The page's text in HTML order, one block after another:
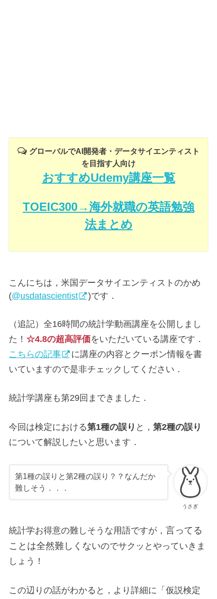
グローバルでAI開発者・データサイエンティスト
を目指す人向け
おすすめUdemy講座一覧
TOEIC300→海外就職の英語勉強
法まとめ
こんにちは，米国データサイエンティストのかめ
(@usdatascientist )です．
（追記）全16時間の統計学動画講座を公開しまし
た！ ☆4.8の超高評価をいただいている講座です．
こちらの記事
に講座の内容とクーポン情報を書
いていますので是非チェックしてください．
統計学講座も第29回まできました．
今回は検定における第1種の誤り と， 第2種の誤り
について解説したいと思います．
うさぎ
第1種の誤りと第2種の誤り？？なんだか
難しそう．．．
統計学お得意の難しそうな用語ですが， 言ってる
ことは全然難しくないのでサクッとやっていきま
しょう！
この辺りの話がわかると，より詳細に「仮説検定